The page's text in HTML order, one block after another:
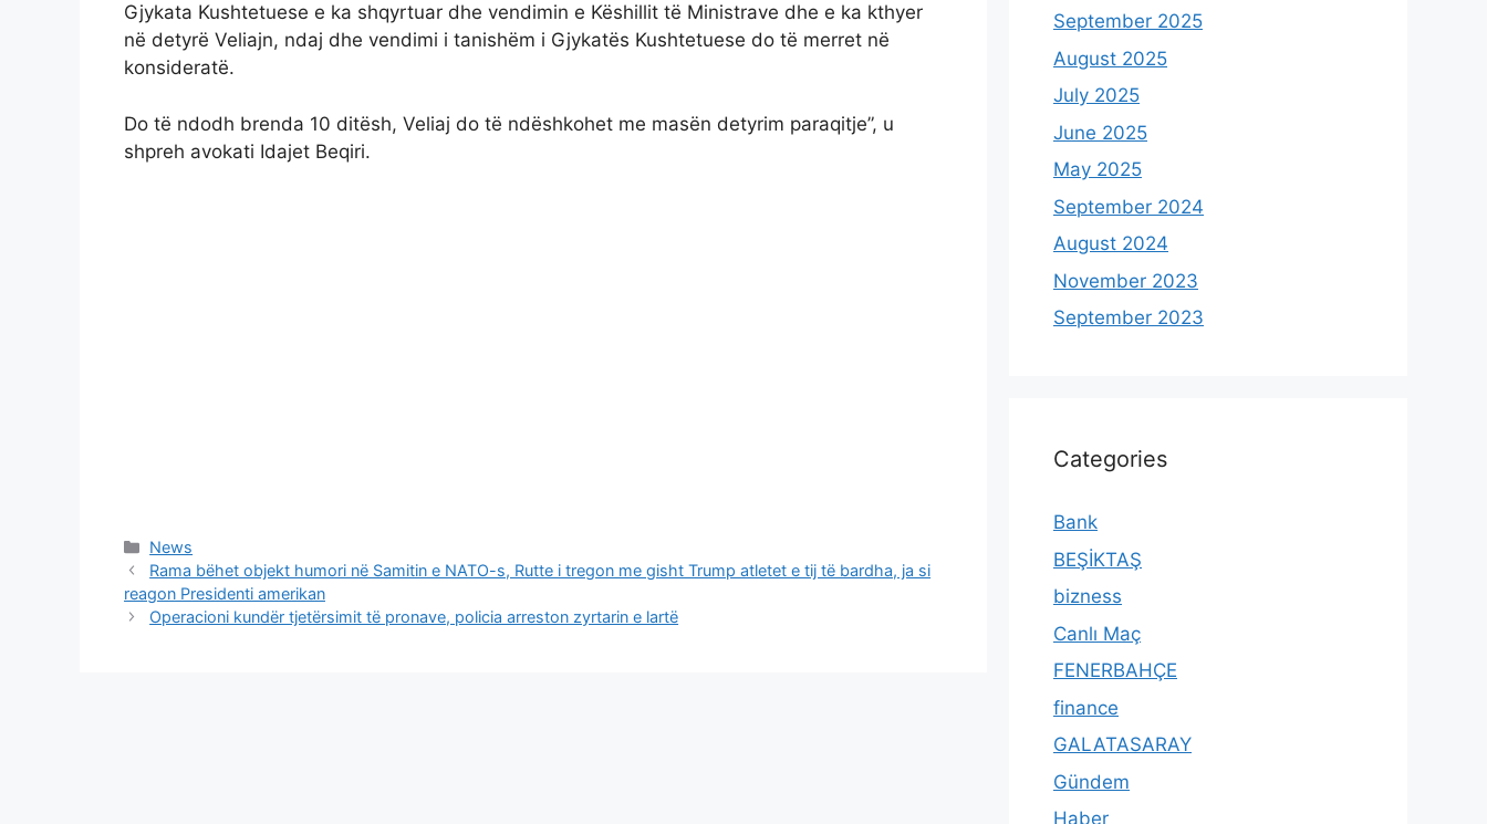
Gjykata Kushtetuese e ka shqyrtuar dhe vendimin e Këshillit të Ministrave dhe e ka kthyer
në detyrë Veliajn, ndaj dhe vendimi i tanishëm i Gjykatës Kushtetuese do të merret në
konsideratë.
Do të ndodh brenda 10 ditësh, Veliaj do të ndëshkohet me masën detyrim paraqitje”, u
shpreh avokati Idajet Beqiri.
Categories
News
Rama bëhet objekt humori në Samitin e NATO-s, Rutte i tregon me gisht Trump atletet e tij të bardha, ja si
reagon Presidenti amerikan
Operacioni kundër tjetërsimit të pronave, policia arreston zyrtarin e lartë
September 2025
August 2025
July 2025
June 2025
May 2025
September 2024
August 2024
November 2023
September 2023
Categories
Bank
BEŞİKTAŞ
bizness
Canlı Maç
FENERBAHÇE
finance
GALATASARAY
Gündem
Haber